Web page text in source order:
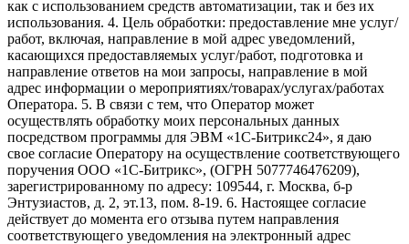
как с использованием средств автоматизации, так и без их
использования. 4. Цель обработки: предоставление мне услуг/
работ, включая, направление в мой адрес уведомлений,
касающихся предоставляемых услуг/работ, подготовка и
направление ответов на мои запросы, направление в мой
адрес информации о мероприятиях/товарах/услугах/работах
Оператора. 5. В связи с тем, что Оператор может
осуществлять обработку моих персональных данных
посредством программы для ЭВМ «1С-Битрикс24», я даю
свое согласие Оператору на осуществление соответствующего
поручения ООО «1С-Битрикс», (ОГРН 5077746476209),
зарегистрированному по адресу: 109544, г. Москва, б-р
Энтузиастов, д. 2, эт.13, пом. 8-19. 6. Настоящее согласие
действует до момента его отзыва путем направления
соответствующего уведомления на электронный адрес